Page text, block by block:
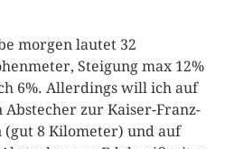
morgen lautet 32
Steigung max 12%
6%. Allerdings will ich auf
Abstecher zur Kaiser-Franz-
(gut 8 Kilometer) und auf